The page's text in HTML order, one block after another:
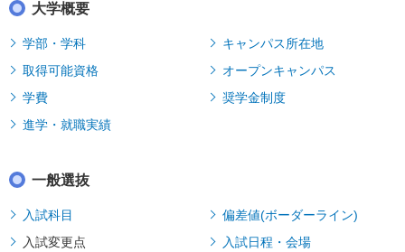
大学概要
学部・学科
キャンパス所在地
取得可能資格
オープンキャンパス
学費
奨学金制度
進学・就職実績
一般選抜
入試科目
偏差値(ボーダーライン)
入試変更点
入試日程・会場